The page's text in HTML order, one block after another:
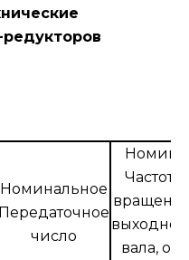
Номинальное
Передаточное
число
Номин.
Частота
вала, об/